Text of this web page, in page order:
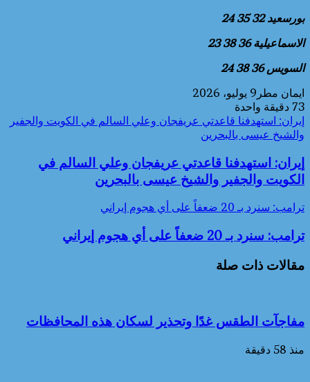
بورسعيد 32 35 24
الاسماعيلية 36 38 23
السويس 36 38 24
ايمان مطر 9 يوليو، 2026
73 دقيقة واحدة
إيران: استهدفنا قاعدتي عريفجان وعلي السالم في الكويت والجفير
والشيخ عيسى بالبحرين
إيران: استهدفنا قاعدتي عريفجان وعلي السالم في
الكويت والجفير والشيخ عيسى بالبحرين
ترامب: سنرد بـ 20 ضعفاً على أي هجوم إيراني
ترامب: سنرد بـ 20 ضعفاً على أي هجوم إيراني
مقالات ذات صلة
مفاجآت الطقس غدًا وتحذير لسكان هذه المحافظات
منذ 58 دقيقة